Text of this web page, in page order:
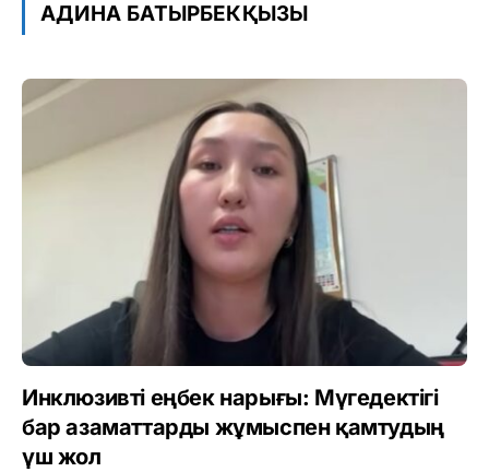
АДИНА БАТЫРБЕКҚЫЗЫ
Инклюзивті еңбек нарығы: Мүгедектігі
бар азаматтарды жұмыспен қамтудың
үш жол